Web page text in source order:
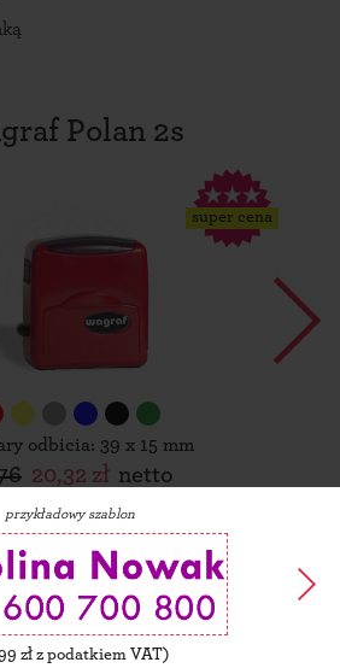
Polan 2s
super cena
odbicia: 39 x 15 mm
20,32 zł netto
przykładowy szablon
zł z podatkiem VAT)